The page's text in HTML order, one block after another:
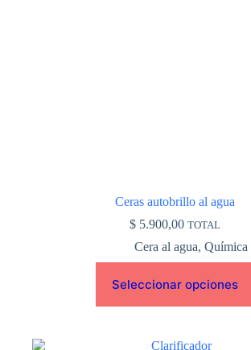
Ceras autobrillo al agua
$5.900,00 TOTAL
Cera al agua, Química
Seleccionar opciones